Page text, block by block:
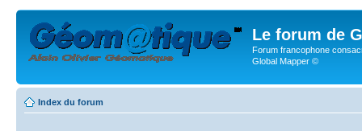
Le forum de
Forum francophone
Global Mapper ©
Index du forum